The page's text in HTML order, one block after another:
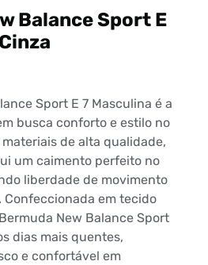
Balance Sport E
Sport E 7 Masculina é a
busca conforto e estilo no
de alta qualidade,
um caimento perfeito no
liberdade de movimento
em tecido
New Balance Sport
dias mais quentes,
e confortável em